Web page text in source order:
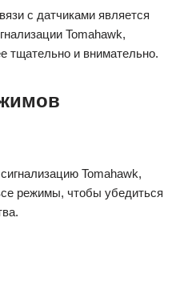
с датчиками является
Tomahawk,
тщательно и внимательно.
Tomahawk,
режимы, чтобы убедиться